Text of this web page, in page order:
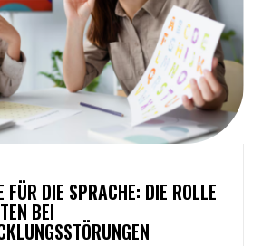
FÜR DIE SPRACHE: DIE ROLLE
BEI